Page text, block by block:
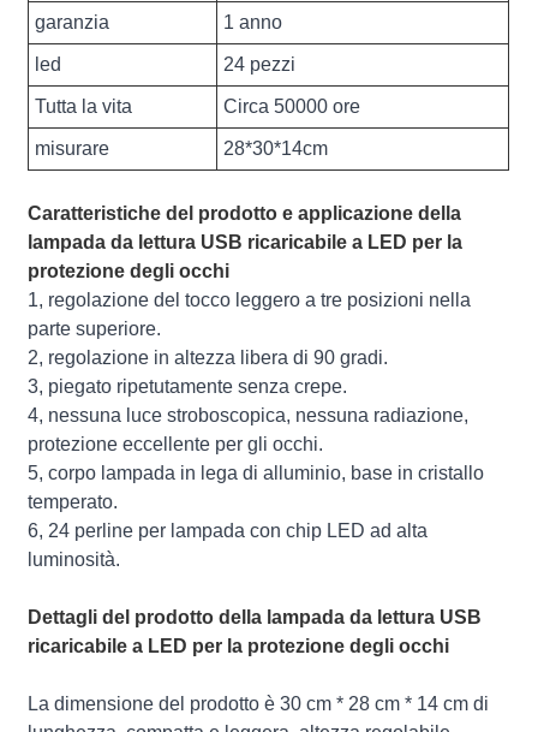
garanzia 1 anno
led 24 pezzi
Tutta la vita Circa 50000 ore
misurare 28*30*14cm
Caratteristiche del prodotto e applicazione della
lampada da lettura USB ricaricabile a LED per la
protezione degli occhi
1, regolazione del tocco leggero a tre posizioni nella
parte superiore.
2, regolazione in altezza libera di 90 gradi.
3, piegato ripetutamente senza crepe.
4, nessuna luce stroboscopica, nessuna radiazione,
protezione eccellente per gli occhi.
5, corpo lampada in lega di alluminio, base in cristallo
temperato.
6, 24 perline per lampada con chip LED ad alta
luminosità.
Dettagli del prodotto della lampada da lettura USB
ricaricabile a LED per la protezione degli occhi
La dimensione del prodotto è 30 cm * 28 cm * 14 cm di